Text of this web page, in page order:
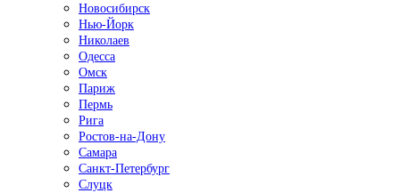
Новосибирск
Нью-Йорк
Николаев
Одесса
Омск
Париж
Пермь
Рига
Ростов-на-Дону
Самара
Санкт-Петербург
Слуцк